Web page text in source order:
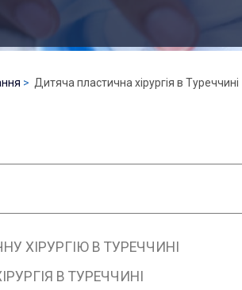
Дитяча пластична хірургія в Туреччині
ХІРУРГІЮ В ТУРЕЧЧИНІ
В ТУРЕЧЧИНІ